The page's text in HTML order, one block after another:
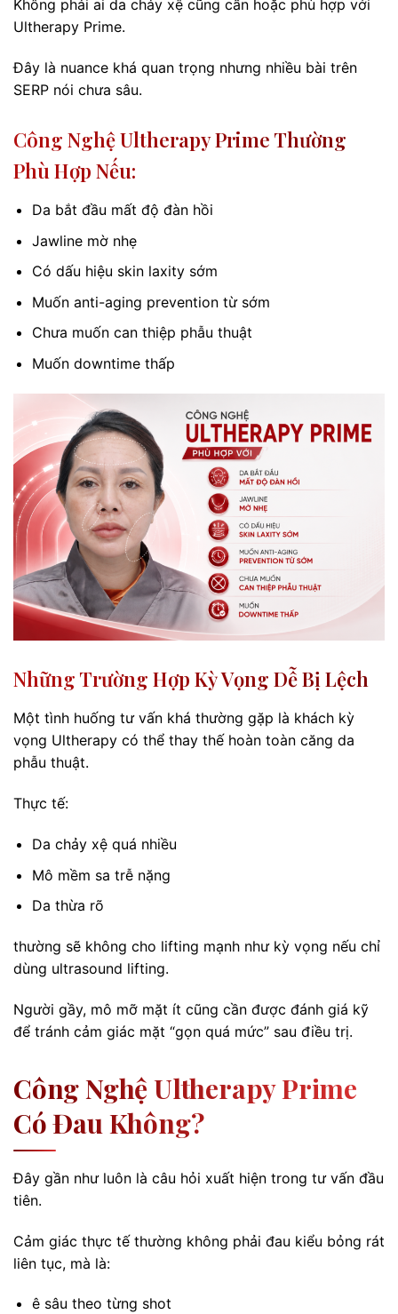
Không phải ai da chảy xệ cũng cần hoặc phù hợp với
Ultherapy Prime.
Đây là nuance khá quan trọng nhưng nhiều bài trên
SERP nói chưa sâu.
Công Nghệ Ultherapy Prime Thường
Phù Hợp Nếu:
Da bắt đầu mất độ đàn hồi
Jawline mờ nhẹ
Có dấu hiệu skin laxity sớm
Muốn anti-aging prevention từ sớm
Chưa muốn can thiệp phẫu thuật
Muốn downtime thấp
Những Trường Hợp Kỳ Vọng Dễ Bị Lệch
Một tình huống tư vấn khá thường gặp là khách kỳ
vọng Ultherapy có thể thay thế hoàn toàn căng da
phẫu thuật.
Thực tế:
Da chảy xệ quá nhiều
Mô mềm sa trễ nặng
Da thừa rõ
thường sẽ không cho lifting mạnh như kỳ vọng nếu chỉ
dùng ultrasound lifting.
Người gầy, mô mỡ mặt ít cũng cần được đánh giá kỹ
để tránh cảm giác mặt “gọn quá mức” sau điều trị.
Công Nghệ Ultherapy Prime
Có Đau Không?
Đây gần như luôn là câu hỏi xuất hiện trong tư vấn đầu
tiên.
Cảm giác thực tế thường không phải đau kiểu bỏng rát
liên tục, mà là:
ê sâu theo từng shot